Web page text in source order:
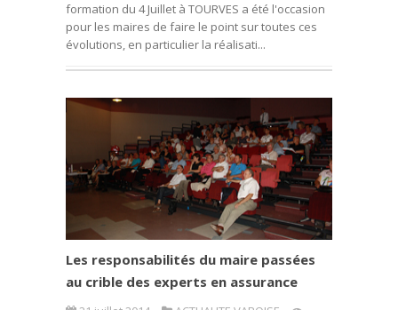
formation du 4 Juillet à TOURVES a été l'occasion
pour les maires de faire le point sur toutes ces
évolutions, en particulier la réalisati...
Les responsabilités du maire passées
au crible des experts en assurance